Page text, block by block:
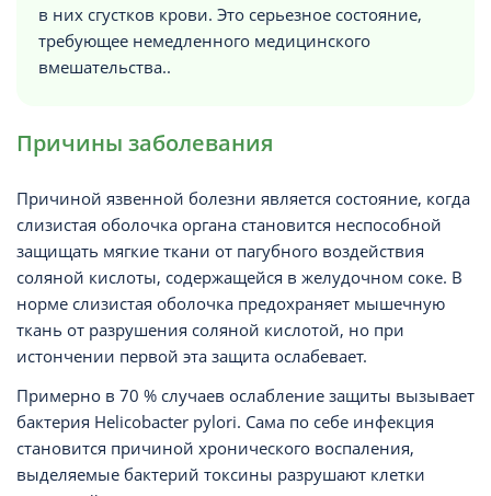
в них сгустков крови. Это серьезное состояние,
требующее немедленного медицинского
вмешательства..
Причины заболевания
Причиной язвенной болезни является состояние, когда
слизистая оболочка органа становится неспособной
защищать мягкие ткани от пагубного воздействия
соляной кислоты, содержащейся в желудочном соке. В
норме слизистая оболочка предохраняет мышечную
ткань от разрушения соляной кислотой, но при
истончении первой эта защита ослабевает.
Примерно в 70 % случаев ослабление защиты вызывает
бактерия Helicobacter pylori. Сама по себе инфекция
становится причиной хронического воспаления,
выделяемые бактерий токсины разрушают клетки